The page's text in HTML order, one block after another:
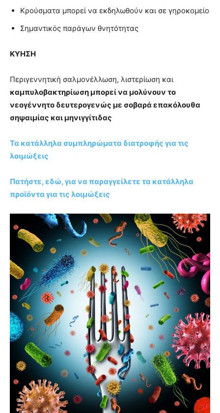
Κρούσματα μπορεί να εκδηλωθούν και σε γηροκομείο
Σημαντικός παράγων θνητότητας
ΚΥΗΣΗ
Περιγεννητική σαλμονέλλωση, λιστερίωση και
καμπυλοβακτηρίωση μπορεί να μολύνουν το
νεογέννητο δευτερογενώς με σοβαρά επακόλουθα
σηψαιμίας και μηνιγγίτιδας
Τα κατάλληλα συμπληρώματα διατροφής για τις
λοιμώξεις
Πατήστε, εδώ, για να παραγγείλετε τα κατάλληλα
προϊόντα για τις λοιμώξεις